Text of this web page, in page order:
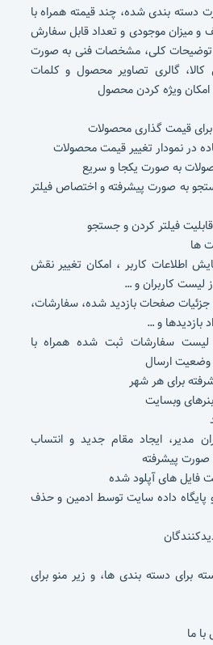
دسته بندی شده، چند قیمته همراه با
و میزان موجودی و تعداد قابل سفارش
توضیحات کلی، مشخصات فنی به صورت
گالری تصاویر محصول و کلمات
امکان ویژه کردن محصول
قیمت گذاری محصولات
در نمودار تغییر قیمت محصولات
به صورت یکجا و سریع
به صورت پیشرفته و اختصاص فیلتر
فیلتر کردن و جستجو
ها
اطلاعات کاربر ، امکان تغییر نقش
لیست کاربران و …
جزئیات صفحات بازدید شده، سفارشات،
بازدیدها و …
سفارشات ثبت شده همراه با
وضعیت ارسال
برای هر شهر
وبسایت
مدیر، ایجاد مقام جدید و انتساب
صورت پیشرفته
فایل های آپلود شده
و پایگاه داده سایت توسط ادمین و حذف
برای دسته بندی ها، و زیر منو برای
ما